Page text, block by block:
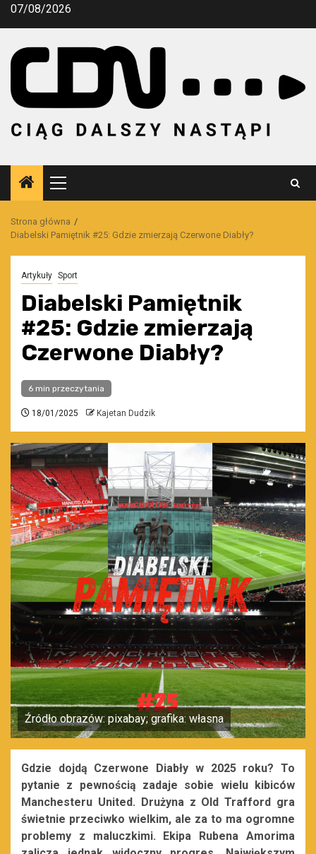
Przejdź
07/08/2026
Menu
główne
Strona główna
Diabelski Pamiętnik #25: Gdzie zmierzają Czerwone Diabły?
Artykuły Sport
Diabelski Pamiętnik
#25: Gdzie zmierzają
Czerwone Diabły?
6 min przeczytania
18/01/2025 Kajetan Dudzik
Źródło obrazów: pixabay; grafika: własna
Gdzie dojdą Czerwone Diabły w 2025 roku? To
pytanie z pewnością zadaje sobie wielu kibiców
Manchesteru United. Drużyna z Old Trafford gra
świetnie przeciwko wielkim, ale za to ma ogromne
problemy z maluczkimi. Ekipa Rubena Amorima